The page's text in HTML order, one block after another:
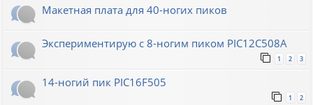
Макетная плата для 40-ногих пиков
Экспериментирую с 8-ногим пиком PIC12C508A
1 2 3
14-ногий пик PIC16F505
1 2